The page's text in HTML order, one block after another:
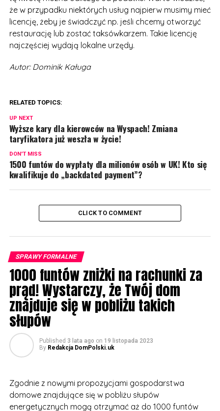
że w przypadku niektórych usług najpierw musimy mieć
licencję, żeby je świadczyć np. jeśli chcemy otworzyć
restaurację lub zostać taksówkarzem. Takie licencję
najczęściej wydają lokalne urzędy.
Autor: Dominik Kaługa
RELATED TOPICS:
UP NEXT
Wyższe kary dla kierowców na Wyspach! Zmiana
taryfikatora już weszła w życie!
DON'T MISS
1500 funtów do wypłaty dla milionów osób w UK! Kto się
kwalifikuje do „backdated payment”?
CLICK TO COMMENT
SPRAWY FORMALNE
1000 funtów zniżki na rachunki za
prąd! Wystarczy, że Twój dom
znajduje się w pobliżu takich
słupów
Published 3 lata ago on 19 listopada 2023
By Redakcja DomPolski.uk
Zgodnie z nowymi propozycjami gospodarstwa
domowe znajdujące się w pobliżu słupów
energetycznych mogą otrzymać aż do 1000 funtów